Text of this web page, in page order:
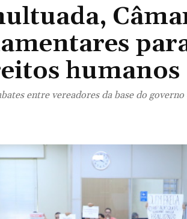
humanos
entre vereadores da base do governo